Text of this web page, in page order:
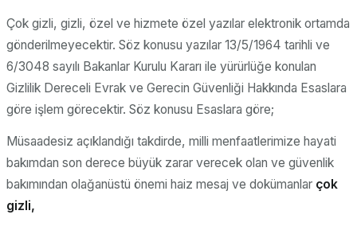
Çok gizli, gizli, özel ve hizmete özel yazılar elektronik ortamda
gönderilmeyecektir. Söz konusu yazılar 13/5/1964 tarihli ve
6/3048 sayılı Bakanlar Kurulu Kararı ile yürürlüğe konulan
Gizlilik Dereceli Evrak ve Gerecin Güvenliği Hakkında Esaslara
göre işlem görecektir. Söz konusu Esaslara göre;
Müsaadesiz açıklandığı takdirde, milli menfaatlerimize hayati
bakımdan son derece büyük zarar verecek olan ve güvenlik
bakımından olağanüstü önemi haiz mesaj ve dokümanlar çok
gizli,